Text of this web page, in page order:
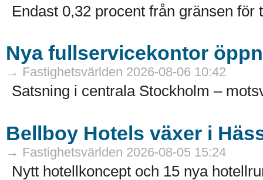
Endast 0,32 procent från gränsen för
Nya fullservicekontor
→ Fastighetsvärlden 2026-08-06 10:42
Satsning i centrala Stockholm –
Bellboy Hotels växer i
→ Fastighetsvärlden 2026-08-05 15:24
Nytt hotellkoncept och 15 nya